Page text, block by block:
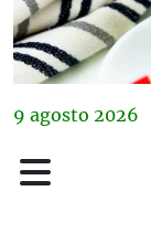
9 agosto 2026